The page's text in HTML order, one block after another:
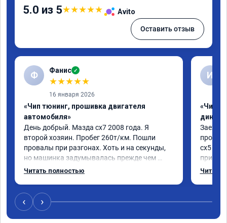
5.0 из 5★★★★★ Avito
Оставить отзыв
Ф Фанис ✓
★★★★★
16 января 2026
«Чип тюнинг, прошивка двигателя
автомобиля»
День добрый. Мазда сх7 2008 года. Я
второй хозяин. Пробег 260т/км. Пошли
провалы при разгонах. Хоть и на секунды,
но машинка задумывалась прежде чем
разогнаться. Года 4 назад удалял
людьми, решил всё таки сделать
перепрошивку. Увидел в авито ваше
объявление и решил обратиться к вам за
Читать полностью
И
«Чип
Заехал
сх5
педаль
вреда
Читать
‹ ›